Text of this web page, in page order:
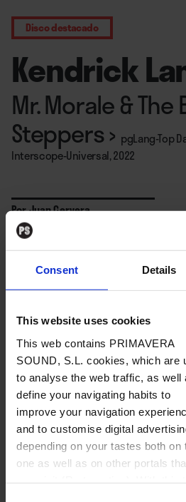
Consent Details
This website uses cookies
This web contains PRIMAVERA
SOUND, S.L. cookies, which are
to analyse the web traffic, as well
define your navigating habits to
improve your navigation
and to customise digital
depending on your tastes both on
one as well as on other portals
Disco destacado
Kendrick
Mr. Morale & The
Steppers› pgLang-Top
Interscope-Universal, 2022
PorJuan Cervera
16. 05. 2022
Kendrick Lamar volvió a
lalista de los mejores
año en Rockdelux:
que lo consiguió
(desmarcándose de
Animal Collective, PJ
Kanye West y Low, con
Contenido